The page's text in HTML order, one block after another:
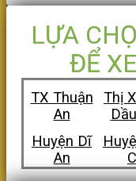
LỰA
ĐỂ
TX Thuận
An
Thị
Huyện Dĩ
An